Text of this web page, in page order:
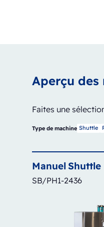
Aperçu des
Faites une
Type de machine Shuttle
Manuel Shuttle
SB/PH1-2436